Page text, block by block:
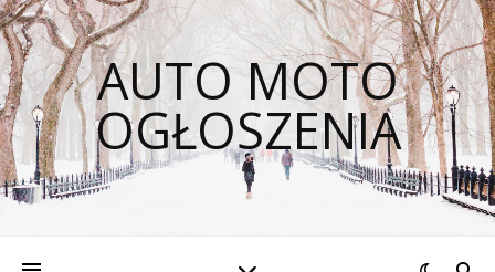
AUTO MOTO
OGŁOSZENIA